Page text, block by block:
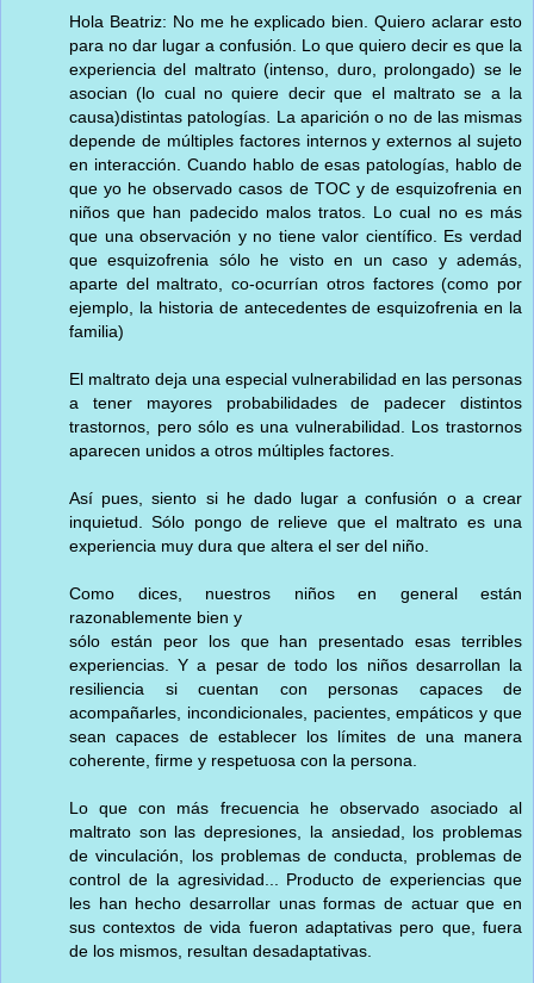
Hola Beatriz: No me he explicado bien. Quiero aclarar esto
para no dar lugar a confusión. Lo que quiero decir es que la
experiencia del maltrato (intenso, duro, prolongado) se le
asocian (lo cual no quiere decir que el maltrato se a la
causa)distintas patologías. La aparición o no de las mismas
depende de múltiples factores internos y externos al sujeto
en interacción. Cuando hablo de esas patologías, hablo de
que yo he observado casos de TOC y de esquizofrenia en
niños que han padecido malos tratos. Lo cual no es más
que una observación y no tiene valor científico. Es verdad
que esquizofrenia sólo he visto en un caso y además,
aparte del maltrato, co-ocurrían otros factores (como por
ejemplo, la historia de antecedentes de esquizofrenia en la
familia)
El maltrato deja una especial vulnerabilidad en las personas
a tener mayores probabilidades de padecer distintos
trastornos, pero sólo es una vulnerabilidad. Los trastornos
aparecen unidos a otros múltiples factores.
Así pues, siento si he dado lugar a confusión o a crear
inquietud. Sólo pongo de relieve que el maltrato es una
experiencia muy dura que altera el ser del niño.
Como dices, nuestros niños en general están
razonablemente bien y
sólo están peor los que han presentado esas terribles
experiencias. Y a pesar de todo los niños desarrollan la
resiliencia si cuentan con personas capaces de
acompañarles, incondicionales, pacientes, empáticos y que
sean capaces de establecer los límites de una manera
coherente, firme y respetuosa con la persona.
Lo que con más frecuencia he observado asociado al
maltrato son las depresiones, la ansiedad, los problemas
de vinculación, los problemas de conducta, problemas de
control de la agresividad... Producto de experiencias que
les han hecho desarrollar unas formas de actuar que en
sus contextos de vida fueron adaptativas pero que, fuera
de los mismos, resultan desadaptativas.